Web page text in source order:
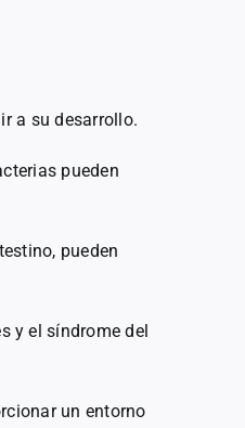
a su desarrollo.
pueden
pueden
y el síndrome del
un entorno